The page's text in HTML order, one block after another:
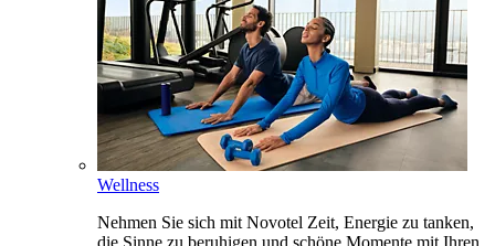
Wellness
Nehmen Sie sich mit Novotel Zeit, Energie zu tanken,
die Sinne zu beruhigen und schöne Momente mit Ihren